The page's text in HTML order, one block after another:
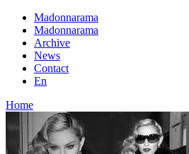
Madonnarama
Madonnarama
Archive
News
Contact
En
Home